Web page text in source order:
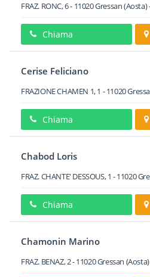
FRAZ. RONC, 6- 11020Gressan(Aosta)
Chiama
Cerise Feliciano
FRAZIONE CHAMEN 1, 1 -11020
Chiama
Chabod Loris
FRAZ. CHANTE' DESSOUS, 1 -11020
Chiama
Chamonin Marino
FRAZ. BENAZ, 2-11020Gressan